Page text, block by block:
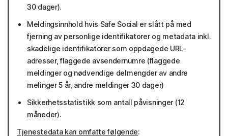
30 dager).
Meldingsinnhold hvis Safe Social er slått på med
fjerning av personlige identifikatorer og metadata inkl.
skadelige identifikatorer som oppdagede URL-
adresser, flaggede avsendernumre (flaggede
meldinger og nødvendige delmengder av andre
melinger 5 år, andre meldinger 30 dager)
Sikkerhetsstatistikk som antall påvisninger (12
måneder).
Tjenestedata kan omfatte følgende: